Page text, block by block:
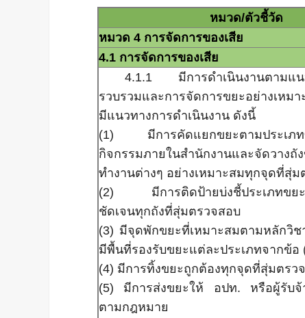
หมวด/ตัวชี้วัด
หมวด 4 ก
4.1 การจัดการของเสีย
4.1.1 มีการดำเนินงานตามแนว
รวบรวมและการจัดการขยะอย่างเหมา
มีแนวทางการดำเนินงาน ดังนี้
(1) มีการคัดแยกขยะตามประเภท
กิจกรรมภายในสำนักงานและจัดวางถั
ทำงานต่างๆ อย่างเหมาะสมทุกจุดที่สุ่ม
(2) มีการติดป้ายบ่งชี้ประเภทขยะ
ชัดเจนทุกถังที่สุ่มตรวจสอบ
(3) มีจุดพักขยะที่เหมาะสมตามหลักวิช
มีพื้นที่รองรับขยะแต่ละประเภทจากข้อ
(4) มีการทิ้งขยะถูกต้องทุกจุดที่สุ่มตรว
(5) มีการส่งขยะให้ อปท. หรือผู้รับจ้
ตามกฎหมาย